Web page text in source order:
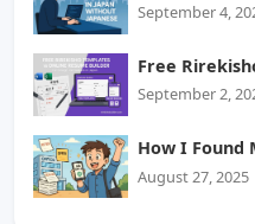
September 4,
Free
September 2,
How I Found
August 27, 2025